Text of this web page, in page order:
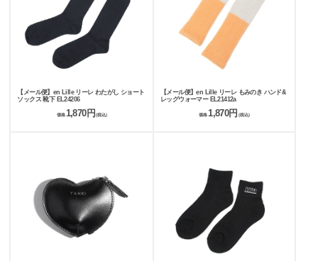
【メール便】en Lille リーレ わたがし ショート
ソックス 靴下 EL24206
価格 1,870円 (税込)
【メール便】en Lille リーレ もみのき ハンド&
レッグウォーマー EL21412a
価格 1,870円 (税込)